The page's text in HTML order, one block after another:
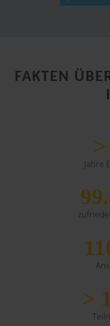
FAKTEN
>
Jahre
>